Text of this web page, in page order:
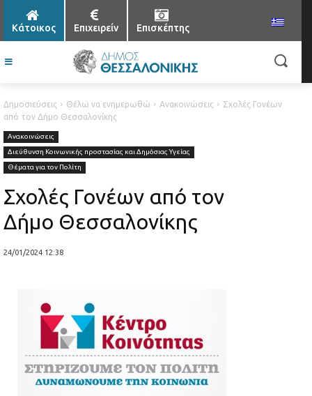
Κάτοικος Επιχειρείν Επισκέπτης
Δημοσιεύσεις Θέλω να ενημερωθώ Ανακοινώσεις
Σχολές Γονέων
από τον Δήμο Θεσσαλονίκης
Ανακοινώσεις
Διεύθυνση Κοινωνικής προστασίας και Δημόσιας Υγείας
Θέματα για τον Πολίτη
Σχολές Γονέων από τον
Δήμο Θεσσαλονίκης
24/01/2024 12:38